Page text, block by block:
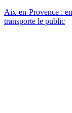
Aix-en-Provence :
transporte le public